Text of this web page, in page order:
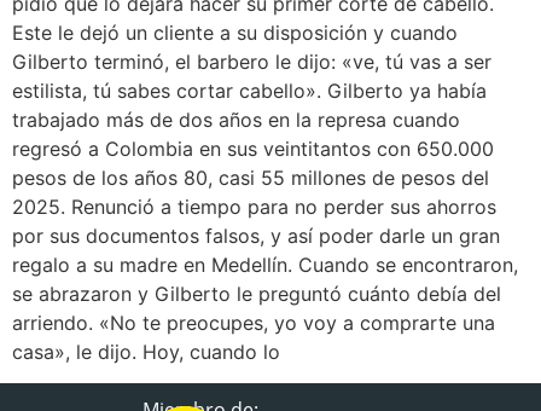
Este le dejó un cliente a su disposición y cuando
Gilberto terminó, el barbero le dijo: «ve, tú vas a ser
estilista, tú sabes cortar cabello». Gilberto ya había
trabajado más de dos años en la represa cuando
regresó a Colombia en sus veintitantos con 650.000
pesos de los años 80, casi 55 millones de pesos del
2025. Renunció a tiempo para no perder sus ahorros
por sus documentos falsos, y así poder darle un gran
regalo a su madre en Medellín. Cuando se encontraron,
se abrazaron y Gilberto le preguntó cuánto debía del
arriendo. «No te preocupes, yo voy a comprarte una
casa», le dijo. Hoy, cuando lo